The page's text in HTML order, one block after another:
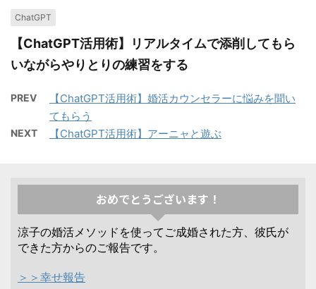
ChatGPT
【ChatGPT活用術】リアルタイムで添削してもら
いながらやりとりの練習をする
PREV
【ChatGPT活用術】婚活カウンセラーに悩みを聞い
てもらう
NEXT 【ChatGPT活用術】アーニャと遊ぶ
おめでとうございます！
涼子の婚活メソッドを使ってご成婚された方、彼氏が
できた方からのご報告です。
＞＞幸せ報告